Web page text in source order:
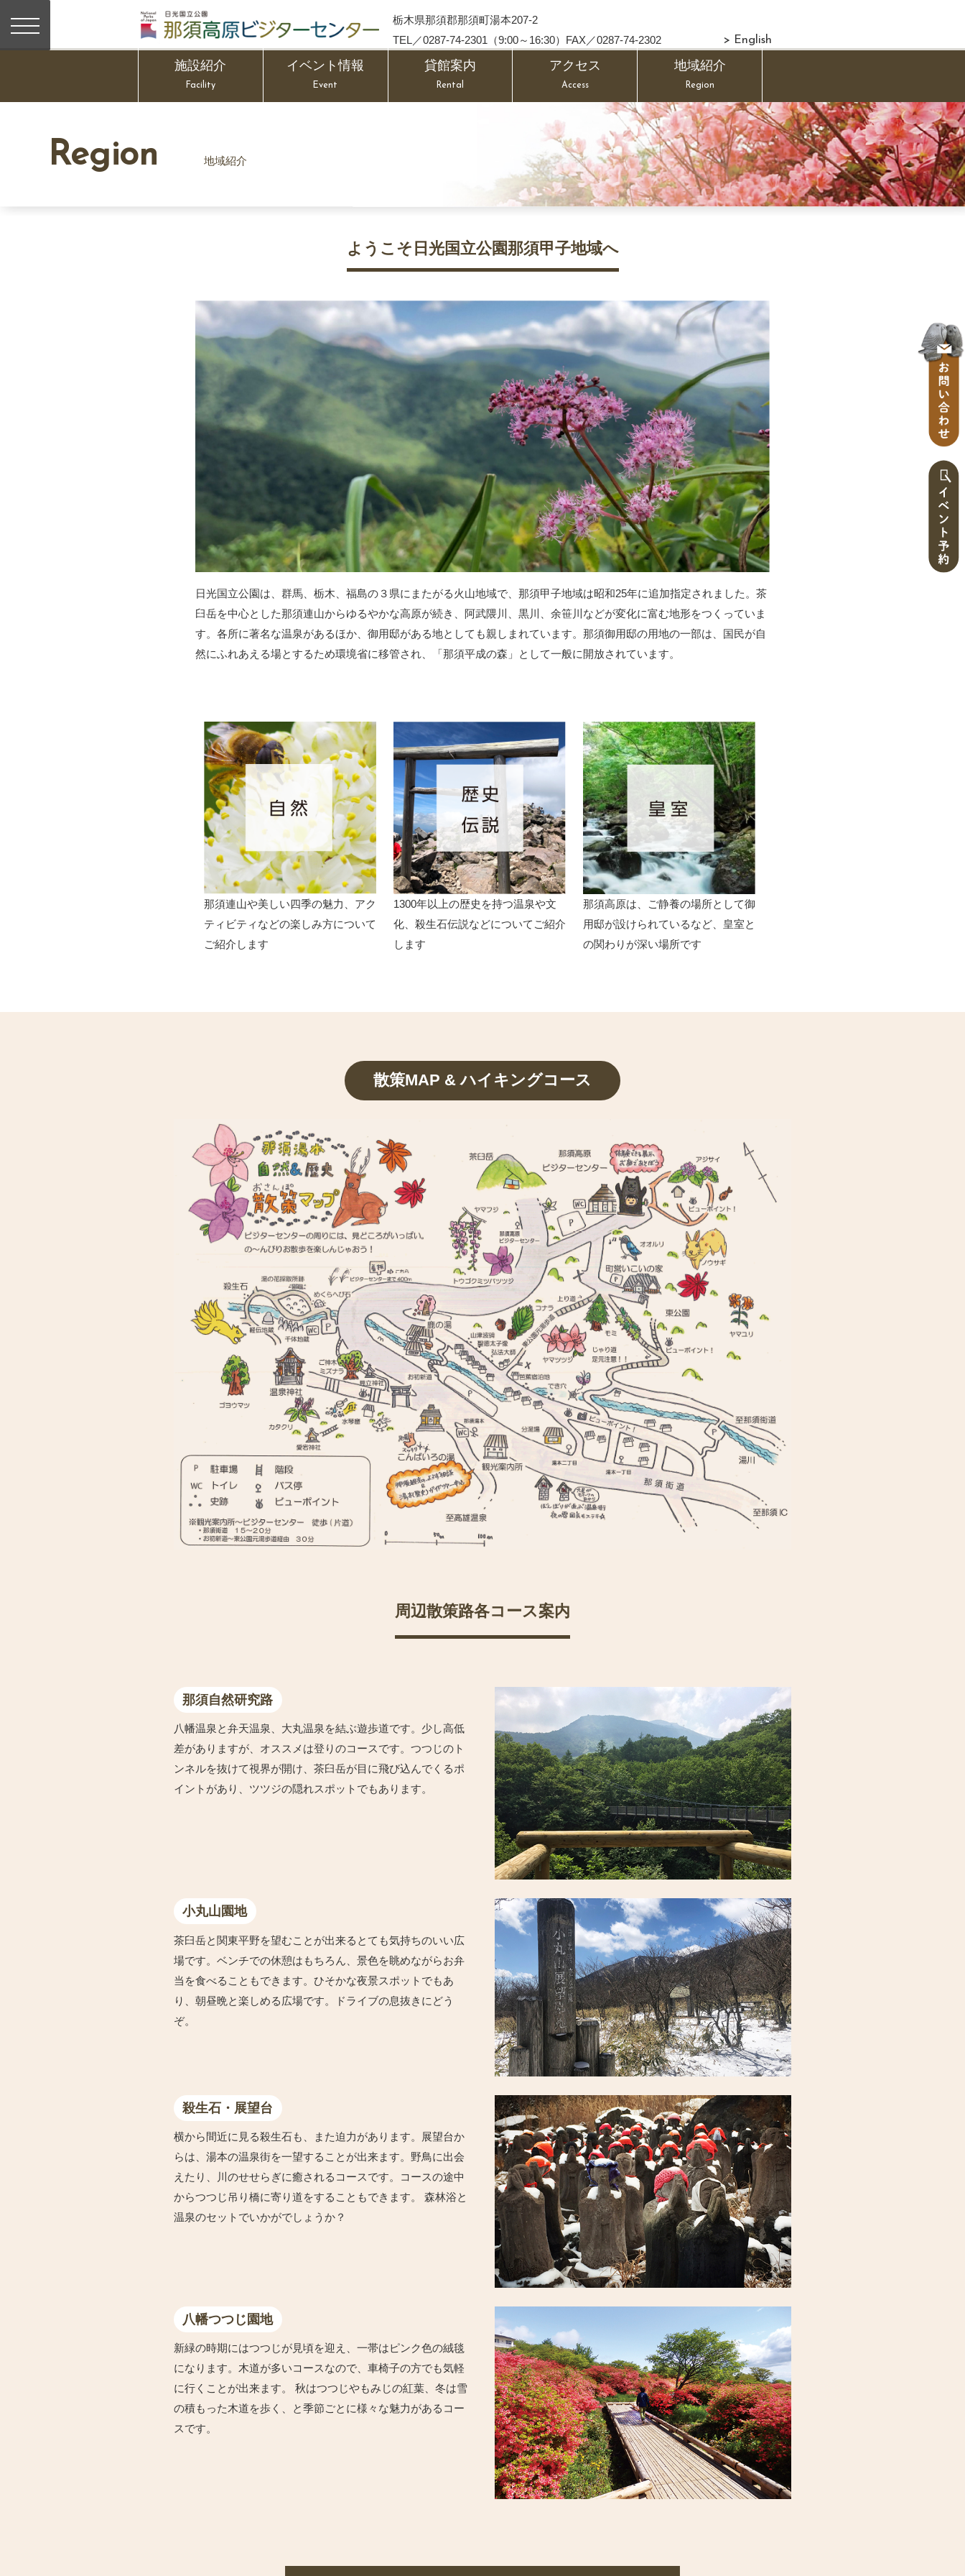
栃木県那須郡那須町湯本207-2
TEL／0287-74-2301（9:00～16:30）FAX／0287-74-2302
> English
施設紹介
Facility
イベント情報
Event
貸館案内
Rental
アクセス
Access
地域紹介
Region
Region 地域紹介
ようこそ日光国立公園那須甲子地域へ
日光国立公園は、群馬、栃木、福島の３県にまたがる火山地域で、那須甲子地域は昭和25年に追加指定されました。茶
臼岳を中心とした那須連山からゆるやかな高原が続き、阿武隈川、黒川、余笹川などが変化に富む地形をつくっていま
す。各所に著名な温泉があるほか、御用邸がある地としても親しまれています。那須御用邸の用地の一部は、国民が自
然にふれあえる場とするため環境省に移管され、「那須平成の森」として一般に開放されています。
那須連山や美しい四季の魅力、アク
ティビティなどの楽しみ方について
ご紹介します
1300年以上の歴史を持つ温泉や文
化、殺生石伝説などについてご紹介
します
那須高原は、ご静養の場所として御
用邸が設けられているなど、皇室と
の関わりが深い場所です
散策MAP & ハイキングコース
周辺散策路各コース案内
那須自然研究路
八幡温泉と弁天温泉、大丸温泉を結ぶ遊歩道です。少し高低
差がありますが、オススメは登りのコースです。つつじのト
ンネルを抜けて視界が開け、茶臼岳が目に飛び込んでくるポ
イントがあり、ツツジの隠れスポットでもあります。
小丸山園地
茶臼岳と関東平野を望むことが出来るとても気持ちのいい広
場です。ベンチでの休憩はもちろん、景色を眺めながらお弁
当を食べることもできます。ひそかな夜景スポットでもあ
り、朝昼晩と楽しめる広場です。ドライブの息抜きにどう
ぞ。
殺生石・展望台
横から間近に見る殺生石も、また迫力があります。展望台か
らは、湯本の温泉街を一望することが出来ます。野鳥に出会
えたり、川のせせらぎに癒されるコースです。コースの途中
からつつじ吊り橋に寄り道をすることもできます。 森林浴と
温泉のセットでいかがでしょうか？
八幡つつじ園地
新緑の時期にはつつじが見頃を迎え、一帯はピンク色の絨毯
になります。木道が多いコースなので、車椅子の方でも気軽
に行くことが出来ます。 秋はつつじやもみじの紅葉、冬は雪
の積もった木道を歩く、と季節ごとに様々な魅力があるコー
スです。